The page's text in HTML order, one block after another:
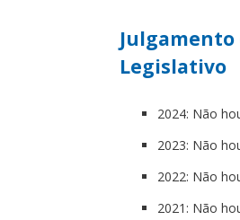
Julgamento
Legislativo
2024: Não
2023: Não
2022: Não
2021: Não